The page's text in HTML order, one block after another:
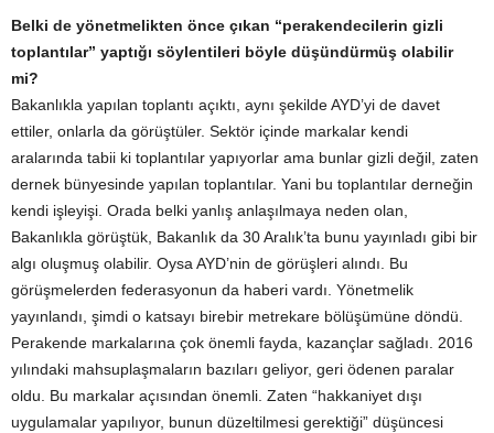
Belki de yönetmelikten önce çıkan “perakendecilerin gizli
toplantılar” yaptığı söylentileri böyle düşündürmüş olabilir
mi?
Bakanlıkla yapılan toplantı açıktı, aynı şekilde AYD’yi de davet
ettiler, onlarla da görüştüler. Sektör içinde markalar kendi
aralarında tabii ki toplantılar yapıyorlar ama bunlar gizli değil, zaten
dernek bünyesinde yapılan toplantılar. Yani bu toplantılar derneğin
kendi işleyişi. Orada belki yanlış anlaşılmaya neden olan,
Bakanlıkla görüştük, Bakanlık da 30 Aralık’ta bunu yayınladı gibi bir
algı oluşmuş olabilir. Oysa AYD’nin de görüşleri alındı. Bu
görüşmelerden federasyonun da haberi vardı. Yönetmelik
yayınlandı, şimdi o katsayı birebir metrekare bölüşümüne döndü.
Perakende markalarına çok önemli fayda, kazançlar sağladı. 2016
yılındaki mahsuplaşmaların bazıları geliyor, geri ödenen paralar
oldu. Bu markalar açısından önemli. Zaten “hakkaniyet dışı
uygulamalar yapılıyor, bunun düzeltilmesi gerektiği” düşüncesi